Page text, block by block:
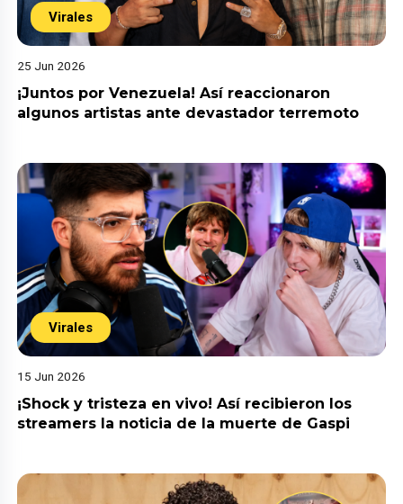
Virales
25 Jun 2026
¡Juntos por Venezuela! Así reaccionaron
algunos artistas ante devastador terremoto
Virales
15 Jun 2026
¡Shock y tristeza en vivo! Así recibieron los
streamers la noticia de la muerte de Gaspi